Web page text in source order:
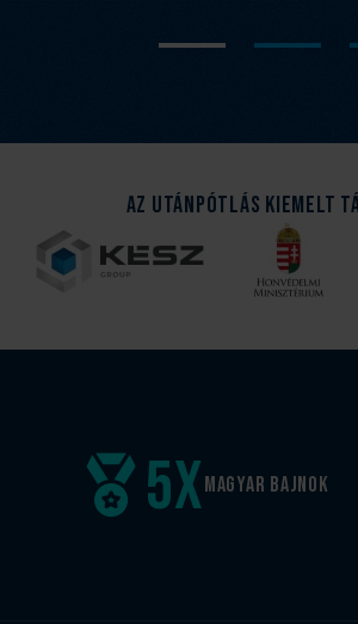
Az Utánpótlás kiemelt
Magyar bajnok
5x